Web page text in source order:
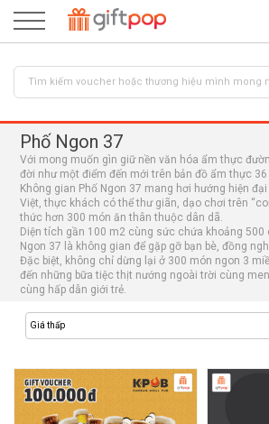
ĐĂNG NHẬP
Phố Ngon 37
Với mong muốn gìn giữ nền văn hóa ẩm thực
đời như một điểm đến mới trên bản đồ ẩm thực 36
Không gian Phố Ngon 37 mang hơi hướng hiện
Việt, thực khách có thể thư giãn, dạo chơi trên
thức hơn 300 món ăn thân thuộc dân dã.
Diện tích gần 100 m2 cùng sức chứa khoảng 500
Ngon 37 là không gian để gặp gỡ bạn bè, đồng
Đặc biệt, không chỉ dừng lại ở 300 món ngon 3
đến những bữa tiệc thịt nướng ngoài trời cùng
cùng hấp dẫn giới trẻ.